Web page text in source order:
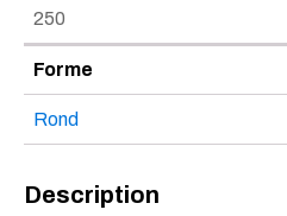
250
Forme
Rond
Description